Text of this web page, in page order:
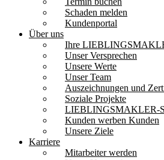
Schaden melden
Kundenportal
Über uns
Ihre
Unser Versprechen
Unsere Werte
Unser Team
Auszeichnungen und
Soziale Projekte
LIEBLINGSMAKLER-
Kunden werben Kunden
Unsere Ziele
Karriere
Mitarbeiter werden